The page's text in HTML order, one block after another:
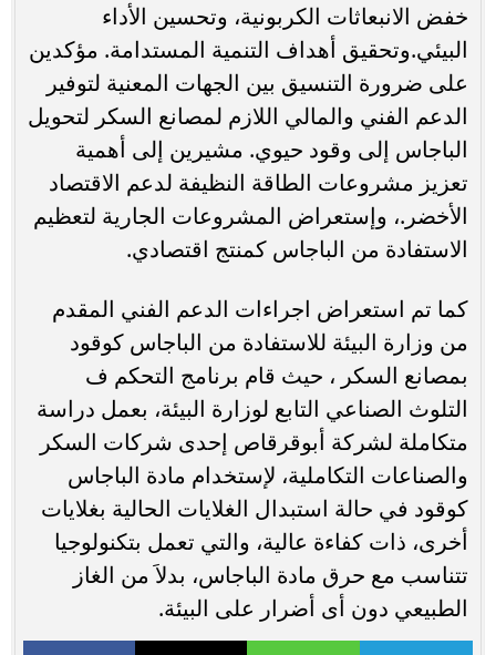
خفض الانبعاثات الكربونية، وتحسين الأداء
البيئي.وتحقيق أهداف التنمية المستدامة. مؤكدين
على ضرورة التنسيق بين الجهات المعنية لتوفير
الدعم الفني والمالي اللازم لمصانع السكر لتحويل
الباجاس إلى وقود حيوي. مشيرين إلى أهمية
تعزيز مشروعات الطاقة النظيفة لدعم الاقتصاد
الأخضر.، وإستعراض المشروعات الجارية لتعظيم
الاستفادة من الباجاس كمنتج اقتصادي.
كما تم استعراض اجراءات الدعم الفني المقدم
من وزارة البيئة للاستفادة من الباجاس كوقود
بمصانع السكر ، حيث قام برنامج التحكم ف
التلوث الصناعي التابع لوزارة البيئة، بعمل دراسة
متكاملة لشركة أبوقرقاص إحدى شركات السكر
والصناعات التكاملية، لإستخدام مادة الباجاس
كوقود في حالة استبدال الغلايات الحالية بغلايات
أخرى، ذات كفاءة عالية، والتي تعمل بتكنولوجيا
تتناسب مع حرق مادة الباجاس، بدلاَ من الغاز
الطبيعي دون أى أضرار على البيئة.